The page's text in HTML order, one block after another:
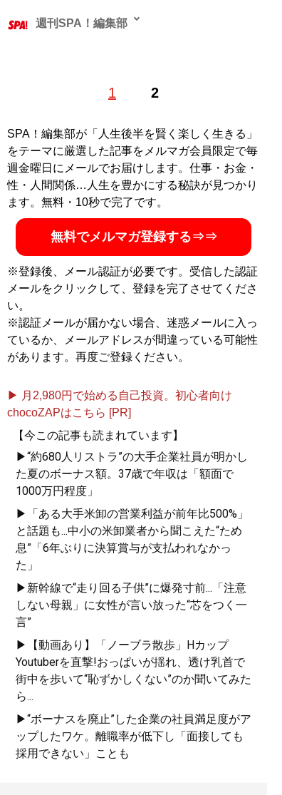
1 2
週刊SPA！編集部
SPA！編集部が「人生後半を賢く楽しく生きる」
をテーマに厳選した記事をメルマガ会員限定で毎
週金曜日にメールでお届けします。仕事・お金・
性・人間関係…人生を豊かにする秘訣が見つかり
ます。無料・10秒で完了です。
無料でメルマガ登録する⇒⇒
※登録後、メール認証が必要です。受信した認証
メールをクリックして、登録を完了させてくださ
い。
※認証メールが届かない場合、迷惑メールに入っ
ているか、メールアドレスが間違っている可能性
があります。再度ご登録ください。
▶ 月2,980円で始める自己投資。初心者向け
chocoZAPはこちら [PR]
【今この記事も読まれています】
▶“約680人リストラ”の大手企業社員が明かし
た夏のボーナス額。37歳で年収は「額面で
1000万円程度」
▶「ある大手米卸の営業利益が前年比500%」
と話題も...中小の米卸業者から聞こえた“ため
息”「6年ぶりに決算賞与が支払われなかっ
た」
▶新幹線で“走り回る子供”に爆発寸前...「注意
しない母親」に女性が言い放った“芯をつく一
言”
▶【動画あり】「ノーブラ散歩」Hカップ
Youtuberを直撃!おっぱいが揺れ、透け乳首で
街中を歩いて“恥ずかしくない”のか聞いてみた
ら...
▶“ボーナスを廃止”した企業の社員満足度がア
ップしたワケ。離職率が低下し「面接しても
採用できない」ことも